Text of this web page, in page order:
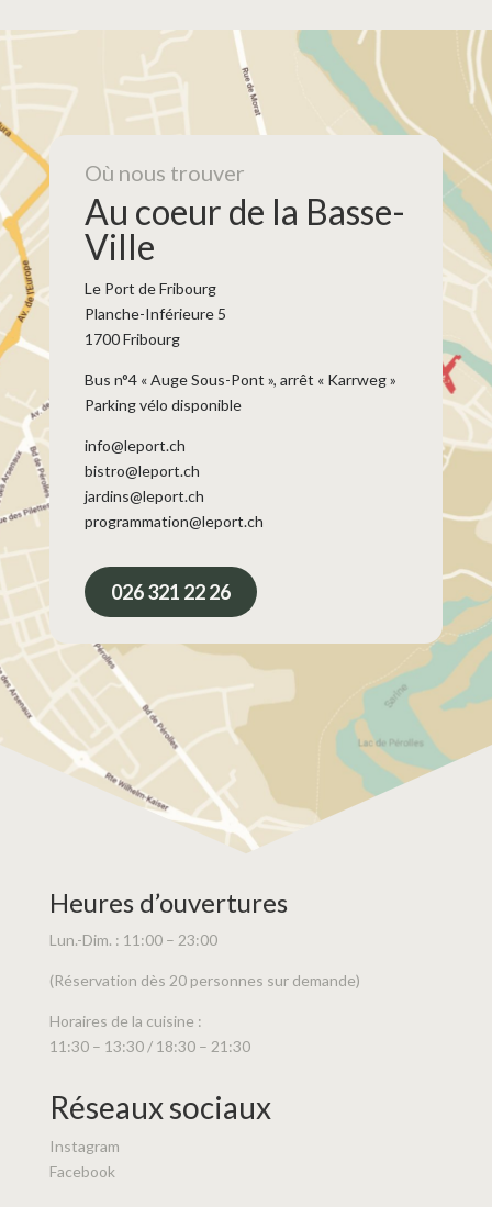
Où nous trouver
Au coeur de la Basse-
Ville
Le Port de Fribourg
Planche-Inférieure 5
1700 Fribourg
Bus n°4 « Auge Sous-Pont », arrêt « Karrweg »
Parking vélo disponible
info@leport.ch
bistro@leport.ch
jardins@leport.ch
programmation@leport.ch
026 321 22 26
Heures d’ouvertures
Lun.-Dim. : 11:00 – 23:00
(Réservation dès 20 personnes sur demande)
Horaires de la cuisine :
11:30 – 13:30 / 18:30 – 21:30
Réseaux sociaux
Instagram
Facebook